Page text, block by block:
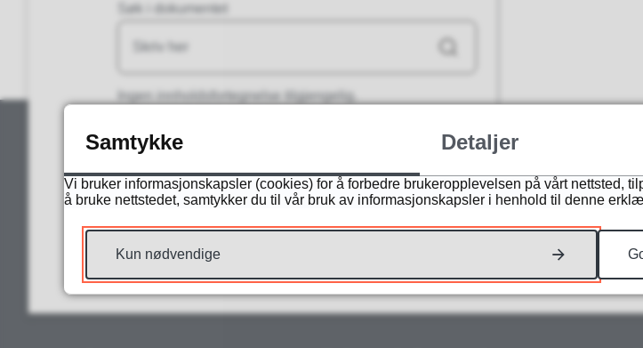
Søk i dokumentet
Søk
Ingen innholdsfortegnelse tilgjengelig.
Samtykke Detaljer
Vi bruker informasjonskapsler (cookies) for å forbedre brukeropplevelsen på vårt nettsted,
å bruke nettstedet, samtykker du til vår bruk av informasjonskapsler i henhold til denne
Kun nødvendige